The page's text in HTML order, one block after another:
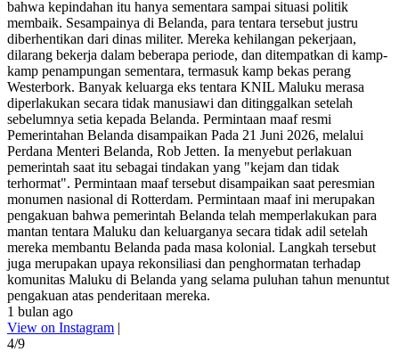
bahwa kepindahan itu hanya sementara sampai situasi politik
membaik. Sesampainya di Belanda, para tentara tersebut justru
diberhentikan dari dinas militer. Mereka kehilangan pekerjaan,
dilarang bekerja dalam beberapa periode, dan ditempatkan di kamp-
kamp penampungan sementara, termasuk kamp bekas perang
Westerbork. Banyak keluarga eks tentara KNIL Maluku merasa
diperlakukan secara tidak manusiawi dan ditinggalkan setelah
sebelumnya setia kepada Belanda. Permintaan maaf resmi
Pemerintahan Belanda disampaikan Pada 21 Juni 2026, melalui
Perdana Menteri Belanda, Rob Jetten. Ia menyebut perlakuan
pemerintah saat itu sebagai tindakan yang "kejam dan tidak
terhormat". Permintaan maaf tersebut disampaikan saat peresmian
monumen nasional di Rotterdam. Permintaan maaf ini merupakan
pengakuan bahwa pemerintah Belanda telah memperlakukan para
mantan tentara Maluku dan keluarganya secara tidak adil setelah
mereka membantu Belanda pada masa kolonial. Langkah tersebut
juga merupakan upaya rekonsiliasi dan penghormatan terhadap
komunitas Maluku di Belanda yang selama puluhan tahun menuntut
pengakuan atas penderitaan mereka.
1 bulan ago
View on Instagram |
4/9